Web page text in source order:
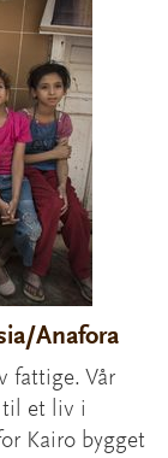
Anafora
fattige. Vår
til et liv i
Kairo bygget